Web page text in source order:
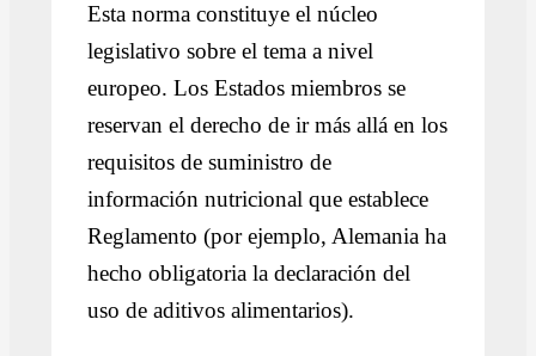
Esta norma constituye el núcleo
legislativo sobre el tema a nivel
europeo. Los Estados miembros se
reservan el derecho de ir más allá en los
requisitos de suministro de
información nutricional que establece
Reglamento (por ejemplo, Alemania ha
hecho obligatoria la declaración del
uso de aditivos alimentarios).